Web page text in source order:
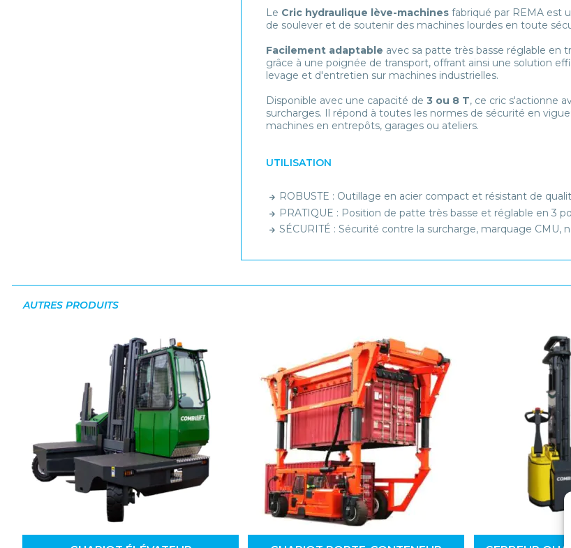
Le Cric hydraulique lève-machines fabriqué par REMA est
de soulever et de soutenir des machines lourdes en toute
Facilement adaptable avec sa patte très basse réglable en
grâce à une poignée de transport, offrant ainsi une solution
levage et d'entretien sur machines industrielles.
Disponible avec une capacité de 3 ou 8 T, ce cric s'actionne
surcharges. Il répond à toutes les normes de sécurité en
machines en entrepôts, garages ou ateliers.
UTILISATION
ROBUSTE : Outillage en acier compact et résistant de
PRATIQUE : Position de patte très basse et réglable en 3
SÉCURITÉ : Sécurité contre la surcharge, marquage CMU,
AUTRES PRODUITS